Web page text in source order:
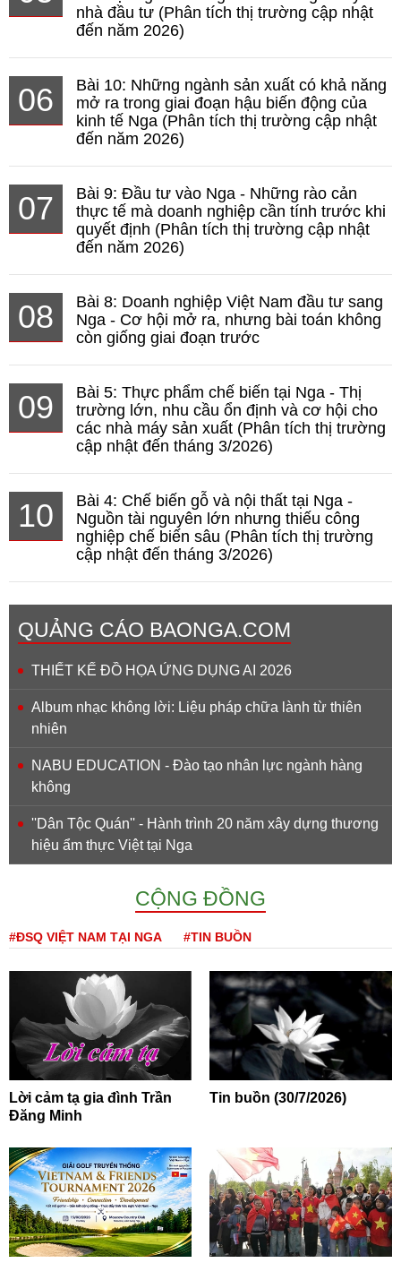
nhà đầu tư (Phân tích thị trường cập nhật
đến năm 2026)
06
Bài 10: Những ngành sản xuất có khả năng
mở ra trong giai đoạn hậu biến động của
kinh tế Nga (Phân tích thị trường cập nhật
đến năm 2026)
07
Bài 9: Đầu tư vào Nga - Những rào cản
thực tế mà doanh nghiệp cần tính trước khi
quyết định (Phân tích thị trường cập nhật
đến năm 2026)
08
Bài 8: Doanh nghiệp Việt Nam đầu tư sang
Nga - Cơ hội mở ra, nhưng bài toán không
còn giống giai đoạn trước
09
Bài 5: Thực phẩm chế biến tại Nga - Thị
trường lớn, nhu cầu ổn định và cơ hội cho
các nhà máy sản xuất (Phân tích thị trường
cập nhật đến tháng 3/2026)
10
Bài 4: Chế biến gỗ và nội thất tại Nga -
Nguồn tài nguyên lớn nhưng thiếu công
nghiệp chế biến sâu (Phân tích thị trường
cập nhật đến tháng 3/2026)
QUẢNG CÁO BAONGA.COM
THIẾT KẾ ĐỒ HỌA ỨNG DỤNG AI 2026
Album nhạc không lời: Liệu pháp chữa lành từ thiên
nhiên
NABU EDUCATION - Đào tạo nhân lực ngành hàng
không
''Dân Tộc Quán'' - Hành trình 20 năm xây dựng thương
hiệu ẩm thực Việt tại Nga
CỘNG ĐỒNG
#ĐSQ VIỆT NAM TẠI NGA #TIN BUỒN
Lời cảm tạ gia đình Trần
Đăng Minh
Tin buồn (30/7/2026)